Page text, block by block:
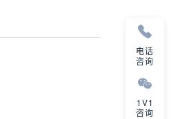
电话
咨询
1V1
咨询